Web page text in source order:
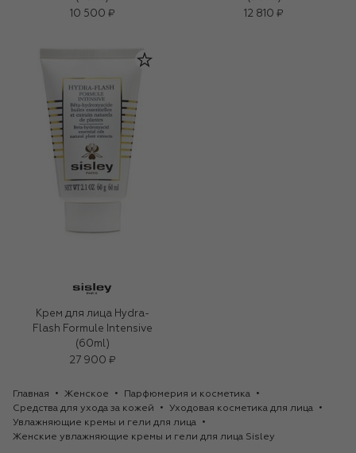
10 500 ₽
12 810 ₽
Крем для лица Hydra-
Flash Formule Intensive
(60ml)
27 900 ₽
Главная Женское
Парфюмерия и косметика
Средства для ухода за кожей
Уходовая косметика для лица
Увлажняющие кремы и гели для лица
Женские увлажняющие кремы и гели для лица Sisley